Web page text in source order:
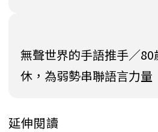
無聲世界的手語推手／
休，為弱勢串聯語言力量
延伸閱讀